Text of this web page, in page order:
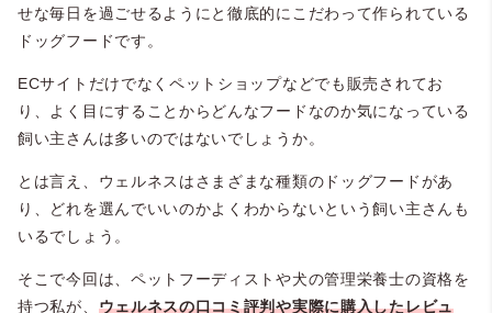
せな毎日を過ごせるようにと徹底的にこだわって作られている
ドッグフードです。
ECサイトだけでなくペットショップなどでも販売されてお
り、よく目にすることからどんなフードなのか気になっている
飼い主さんは多いのではないでしょうか。
とは言え、ウェルネスはさまざまな種類のドッグフードがあ
り、どれを選んでいいのかよくわからないという飼い主さんも
いるでしょう。
そこで今回は、ペットフーディストや犬の管理栄養士の資格を
持つ私が、 ウェルネスの口コミ評判や実際に購入したレビュ